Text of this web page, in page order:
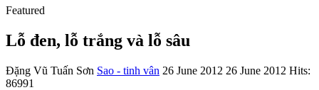
Featured
Lỗ đen, lỗ trắng và lỗ sâu
Đặng Vũ Tuấn Sơn Sao - tinh vân 26 June 2012 26 June 2012 Hits:
86991